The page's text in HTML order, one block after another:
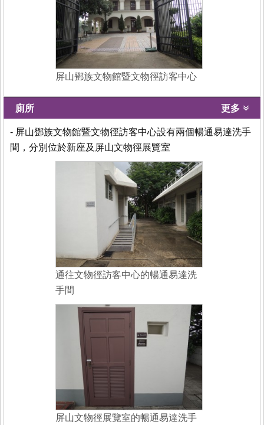
屏山鄧族文物館暨文物徑訪客中心
廁所 更多
- 屏山鄧族文物館暨文物徑訪客中心設有兩個暢通易達洗手
間，分別位於新座及屏山文物徑展覽室
通往文物徑訪客中心的暢通易達洗
手間
屏山文物徑展覽室的暢通易達洗手